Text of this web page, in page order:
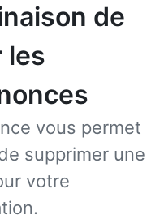
de
les
vous permet
supprimer une
votre